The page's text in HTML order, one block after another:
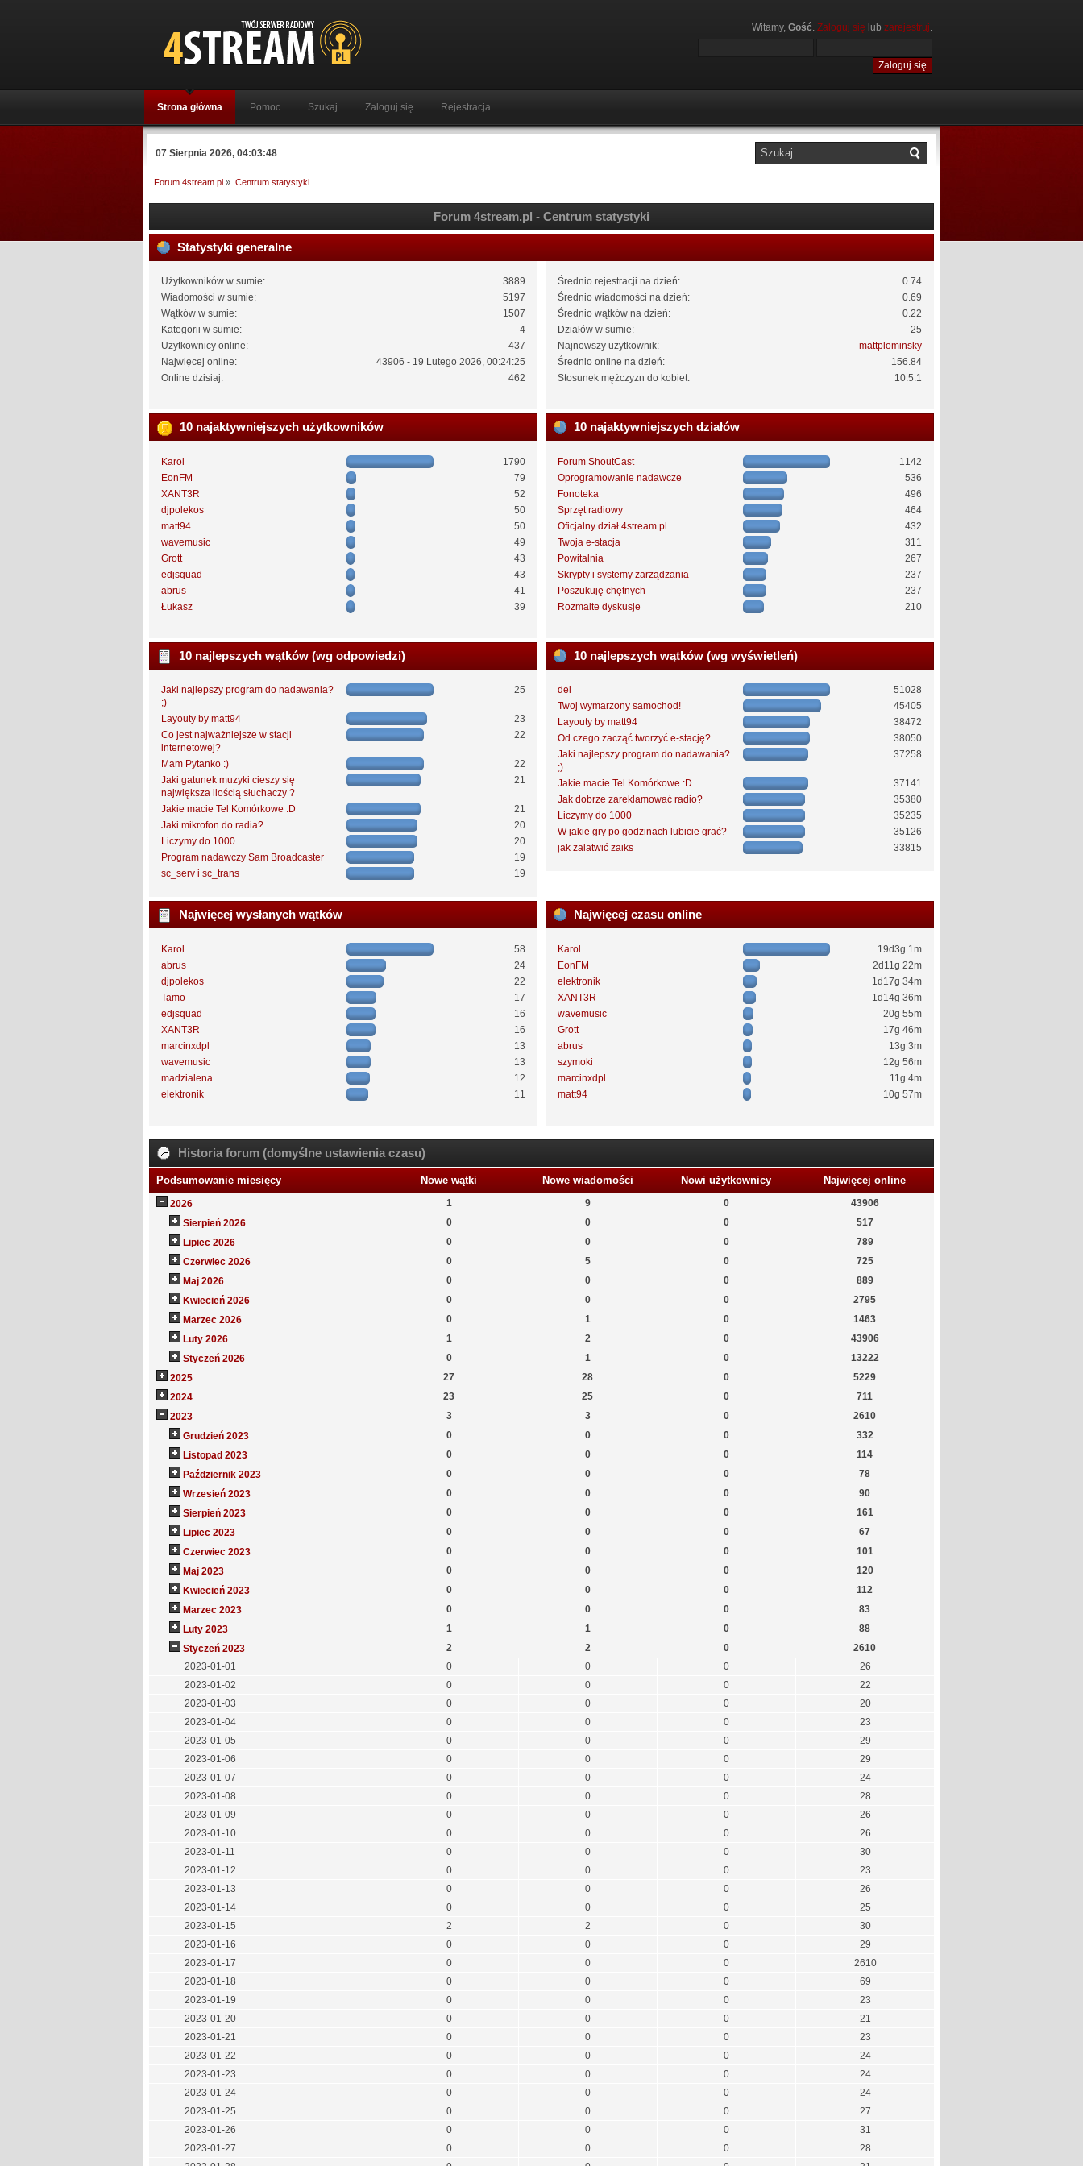
Witamy, Gość. Zaloguj się lub zarejestruj.
Strona główna Pomoc Szukaj Zaloguj się Rejestracja
07 Sierpnia 2026, 04:03:48
Forum 4stream.pl » Centrum statystyki
Forum 4stream.pl - Centrum statystyki
Statystyki generalne
Użytkowników w sumie:
3889
Wiadomości w sumie:
5197
Wątków w sumie:
1507
Kategorii w sumie:
4
Użytkownicy online:
437
Najwięcej online:
43906 - 19 Lutego 2026, 00:24:25
Online dzisiaj:
462
Średnio rejestracji na dzień:
0.74
Średnio wiadomości na dzień:
0.69
Średnio wątków na dzień:
0.22
Działów w sumie:
25
Najnowszy użytkownik:
mattplominsky
Średnio online na dzień:
156.84
Stosunek mężczyzn do kobiet:
10.5:1
10 najaktywniejszych użytkowników
Karol
1790
EonFM
79
XANT3R
52
djpolekos
50
matt94
50
wavemusic
49
Grott
43
edjsquad
43
abrus
41
Łukasz
39
10 najaktywniejszych działów
Forum ShoutCast
1142
Oprogramowanie nadawcze
536
Fonoteka
496
Sprzęt radiowy
464
Oficjalny dział 4stream.pl
432
Twoja e-stacja
311
Powitalnia
267
Skrypty i systemy zarządzania
237
Poszukuję chętnych
237
Rozmaite dyskusje
210
10 najlepszych wątków (wg odpowiedzi)
Jaki najlepszy program do nadawania?
;)
25
Layouty by matt94
23
Co jest najważniejsze w stacji
internetowej?
22
Mam Pytanko :)
22
Jaki gatunek muzyki cieszy się
największa ilością słuchaczy ?
21
Jakie macie Tel Komórkowe :D
21
Jaki mikrofon do radia?
20
Liczymy do 1000
20
Program nadawczy Sam Broadcaster
19
sc_serv i sc_trans
19
10 najlepszych wątków (wg wyświetleń)
del
51028
Twoj wymarzony samochod!
45405
Layouty by matt94
38472
Od czego zacząć tworzyć e-stację?
38050
Jaki najlepszy program do nadawania?
;)
37258
Jakie macie Tel Komórkowe :D
37141
Jak dobrze zareklamować radio?
35380
Liczymy do 1000
35235
W jakie gry po godzinach lubicie grać?
35126
jak zalatwić zaiks
33815
Najwięcej wysłanych wątków
Karol
58
abrus
24
djpolekos
22
Tamo
17
edjsquad
16
XANT3R
16
marcinxdpl
13
wavemusic
13
madzialena
12
elektronik
11
Najwięcej czasu online
Karol
19d3g 1m
EonFM
2d11g 22m
elektronik
1d17g 34m
XANT3R
1d14g 36m
wavemusic
20g 55m
Grott
17g 46m
abrus
13g 3m
szymoki
12g 56m
marcinxdpl
11g 4m
matt94
10g 57m
Historia forum (domyślne ustawienia czasu)
Podsumowanie miesięcy Nowe wątki Nowe wiadomości Nowi użytkownicy Najwięcej online
2026 1 9 0
43906
Sierpień 2026
0 0 0
517
Lipiec 2026
0 0 0
789
Czerwiec 2026
0 5 0
725
Maj 2026
0 0 0
889
Kwiecień 2026
0 0 0
2795
Marzec 2026
0 1 0
1463
Luty 2026
1 2 0
43906
Styczeń 2026
0 1 0
13222
2025
27 28 0
5229
2024
23 25 0
711
2023
3 3 0
2610
Grudzień 2023
0 0 0
332
Listopad 2023
0 0 0
114
Październik 2023
0 0 0
78
Wrzesień 2023
0 0 0
90
Sierpień 2023
0 0 0
161
Lipiec 2023
0 0 0
67
Czerwiec 2023
0 0 0
101
Maj 2023
0 0 0
120
Kwiecień 2023
0 0 0
112
Marzec 2023
0 0 0
83
Luty 2023
1 1 0
88
Styczeń 2023
2 2 0
2610
2023-01-01
0 0 0
26
2023-01-02
0 0 0
22
2023-01-03
0 0 0
20
2023-01-04
0 0 0
23
2023-01-05
0 0 0
29
2023-01-06
0 0 0
29
2023-01-07
0 0 0
24
2023-01-08
0 0 0
28
2023-01-09
0 0 0
26
2023-01-10
0 0 0
26
2023-01-11
0 0 0
30
2023-01-12
0 0 0
23
2023-01-13
0 0 0
26
2023-01-14
0 0 0
25
2023-01-15
2 2 0
30
2023-01-16
0 0 0
29
2023-01-17
0 0 0
2610
2023-01-18
0 0 0
69
2023-01-19
0 0 0
23
2023-01-20
0 0 0
21
2023-01-21
0 0 0
23
2023-01-22
0 0 0
24
2023-01-23
0 0 0
24
2023-01-24
0 0 0
24
2023-01-25
0 0 0
27
2023-01-26
0 0 0
31
2023-01-27
0 0 0
28